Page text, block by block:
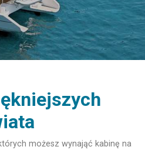
możesz wynająć kabinę na